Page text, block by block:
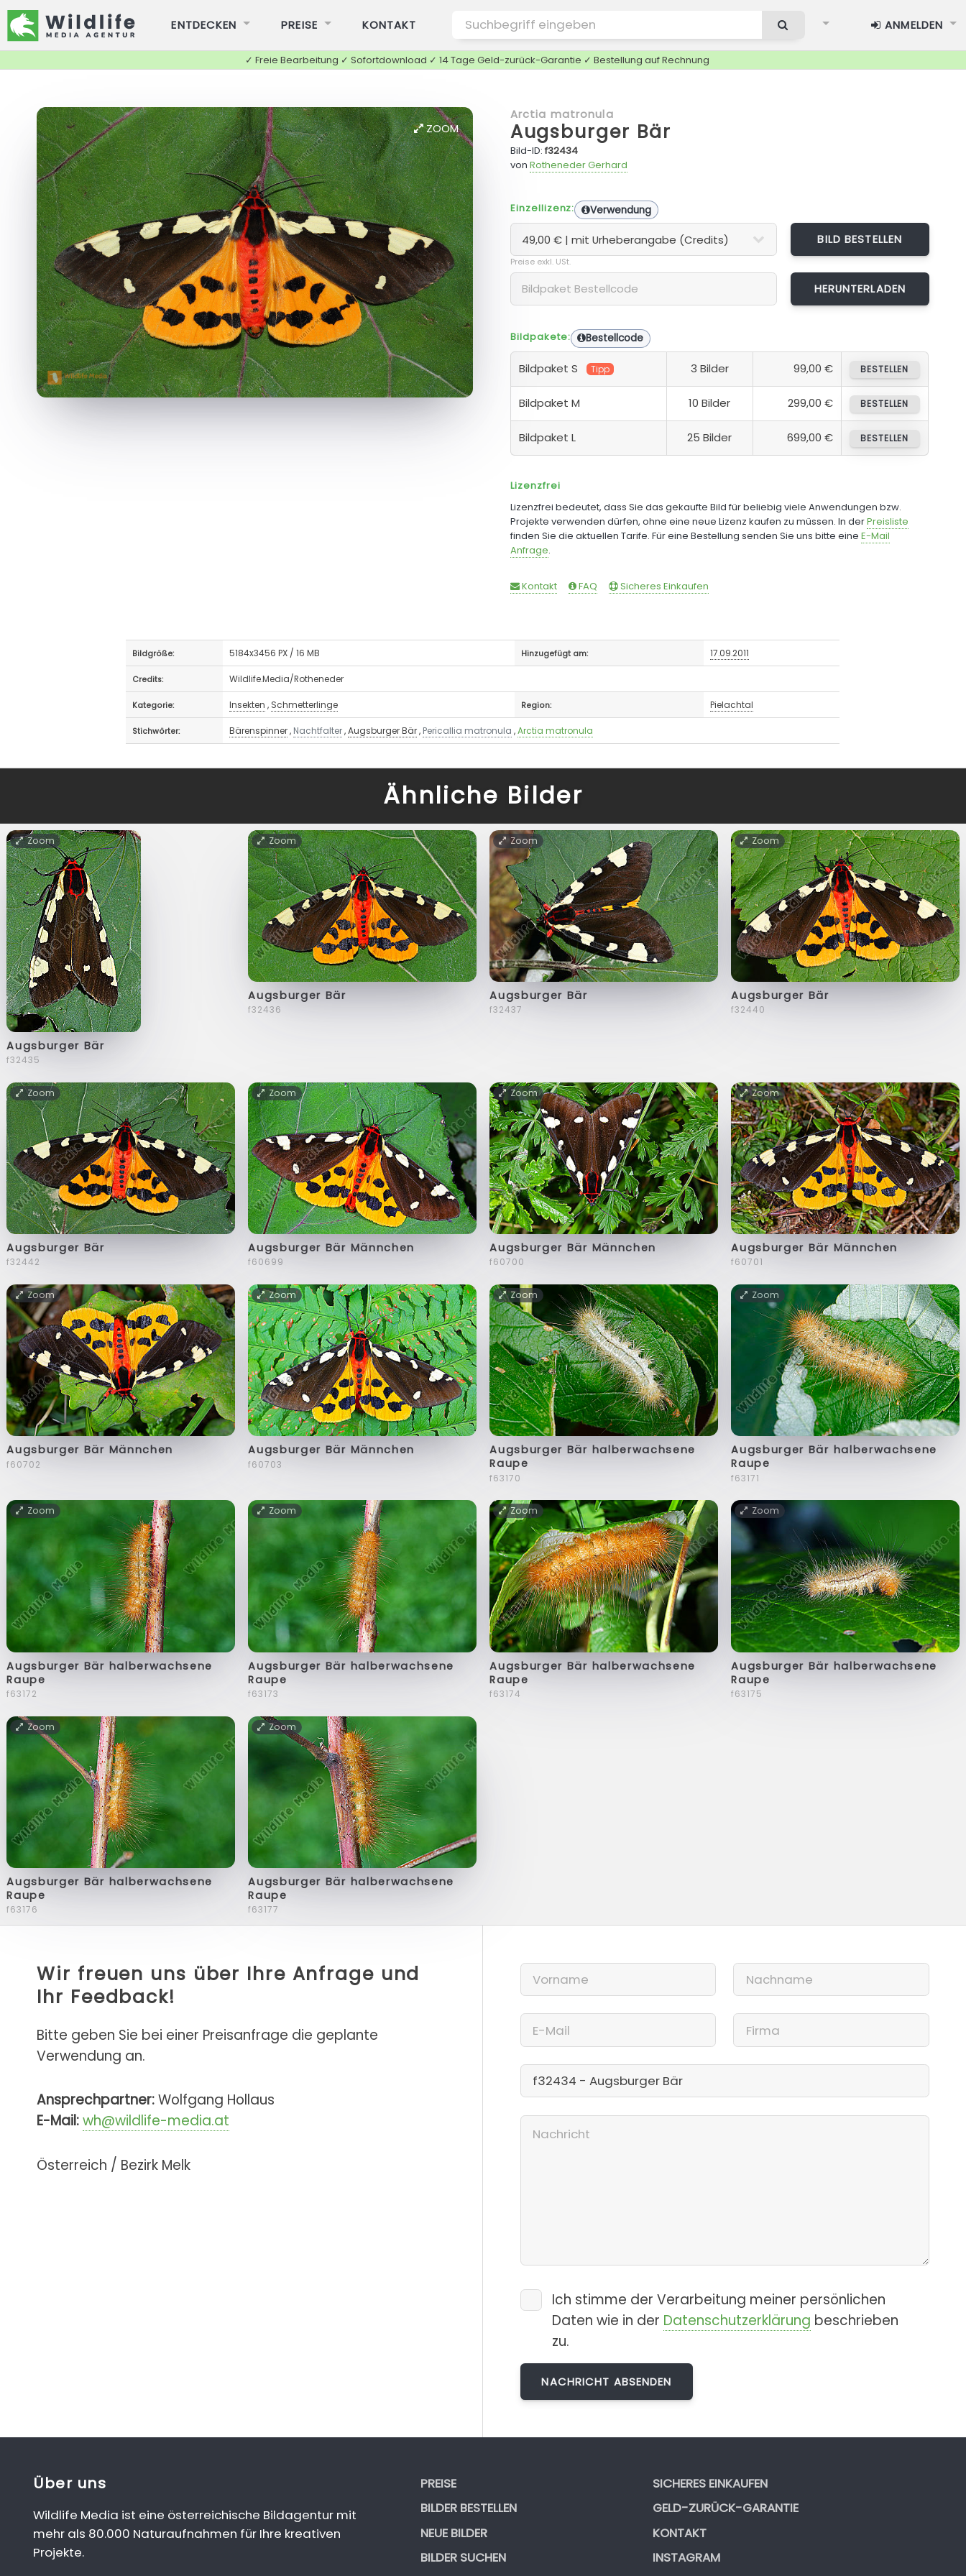
ENTDECKEN PREISE KONTAKT ANMELDEN
✓ Freie Bearbeitung ✓ Sofortdownload ✓ 14 Tage Geld-zurück-Garantie ✓ Bestellung auf Rechnung
ZOOM
Arctia matronula
Augsburger Bär
Bild-ID:f32434
von Rotheneder Gerhard
Einzellizenz: Verwendung
BILD BESTELLEN
Preise exkl. USt.
Bildpakete: Bestellcode
Bildpaket S Tipp 3 Bilder 99,00 € BESTELLEN
Bildpaket M 10 Bilder 299,00 € BESTELLEN
Bildpaket L 25 Bilder 699,00 € BESTELLEN
Lizenzfrei
Lizenzfrei bedeutet, dass Sie das gekaufte Bild für beliebig viele Anwendungen bzw.
Projekte verwenden dürfen, ohne eine neue Lizenz kaufen zu müssen. In derPreisliste
finden Sie die aktuellen Tarife. Für eine Bestellung senden Sie uns bitte eine E-Mail
Anfrage.
Kontakt FAQ Sicheres Einkaufen
Bildgröße: 5184x3456 PX / 16 MB Hinzugefügt am: 17.09.2011
Credits: Wildlife.Media/Rotheneder
Kategorie: Insekten , Schmetterlinge Region: Pielachtal
Stichwörter: Bärenspinner, Nachtfalter,Augsburger Bär, Pericallia matronula ,Arctia matronula
Ähnliche Bilder
Zoom
Augsburger Bär
f32435
Zoom
Augsburger Bär
f32436
Zoom
Augsburger Bär
f32437
Zoom
Augsburger Bär
f32440
Zoom
Augsburger Bär
f32442
Zoom
Augsburger Bär Männchen
f60699
Zoom
Augsburger Bär Männchen
f60700
Zoom
Augsburger Bär Männchen
f60701
Zoom
Augsburger Bär Männchen
f60702
Zoom
Augsburger Bär Männchen
f60703
Zoom
Augsburger Bär halberwachsene
Raupe
f63170
Zoom
Augsburger Bär halberwachsene
Raupe
f63171
Zoom
Augsburger Bär halberwachsene
Raupe
f63172
Zoom
Augsburger Bär halberwachsene
Raupe
f63173
Zoom
Augsburger Bär halberwachsene
Raupe
f63174
Zoom
Augsburger Bär halberwachsene
Raupe
f63175
Zoom
Augsburger Bär halberwachsene
Raupe
f63176
Zoom
Augsburger Bär halberwachsene
Raupe
f63177
Wir freuen uns über Ihre Anfrage und
Ihr Feedback!
Bitte geben Sie bei einer Preisanfrage die geplante
Verwendung an.
Ansprechpartner:Wolfgang Hollaus
E-Mail:wh@wildlife-media.at
Österreich / Bezirk Melk
Ich stimme der Verarbeitung meiner persönlichen
Daten wie in der Datenschutzerklärung beschrieben
zu.
Über uns
Wildlife Media ist eine österreichische Bildagentur mit
mehr als 80.000 Naturaufnahmen für Ihre kreativen
Projekte.
PREISE
BILDER BESTELLEN
NEUE BILDER
BILDER SUCHEN
SICHERES EINKAUFEN
GELD-ZURÜCK-GARANTIE
KONTAKT
INSTAGRAM